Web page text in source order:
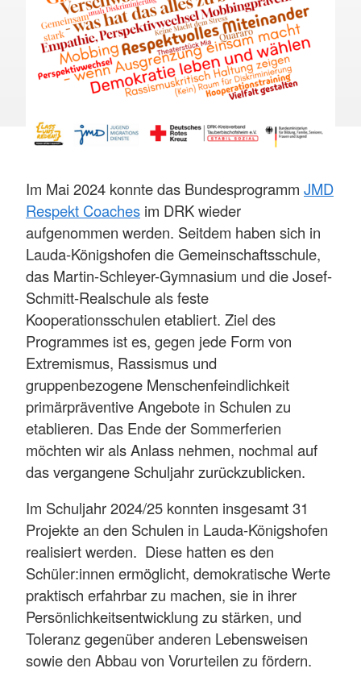
Im Mai 2024 konnte das Bundesprogramm JMD
Respekt Coaches im DRK wieder
aufgenommen werden. Seitdem haben sich in
Lauda-Königshofen die Gemeinschaftsschule,
das Martin-Schleyer-Gymnasium und die Josef-
Schmitt-Realschule als feste
Kooperationsschulen etabliert. Ziel des
Programmes ist es, gegen jede Form von
Extremismus, Rassismus und
gruppenbezogene Menschenfeindlichkeit
primärpräventive Angebote in Schulen zu
etablieren. Das Ende der Sommerferien
möchten wir als Anlass nehmen, nochmal auf
das vergangene Schuljahr zurückzublicken.
Im Schuljahr 2024/25 konnten insgesamt 31
Projekte an den Schulen in Lauda-Königshofen
realisiert werden. Diese hatten es den
Schüler:innen ermöglicht, demokratische Werte
praktisch erfahrbar zu machen, sie in ihrer
Persönlichkeitsentwicklung zu stärken, und
Toleranz gegenüber anderen Lebensweisen
sowie den Abbau von Vorurteilen zu fördern.